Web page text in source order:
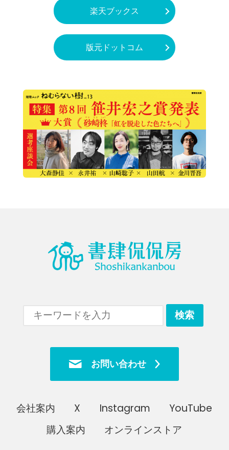
楽天ブックス
版元ドットコム
お問い合わせ
会社案内 X Instagram
YouTube
購入案内
オンラインストア